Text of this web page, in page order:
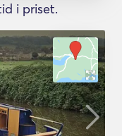
i priset.